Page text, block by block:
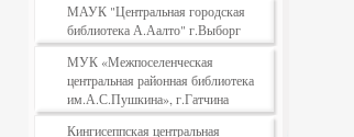
МАУК "Центральная городская
библиотека А.Аалто" г.Выборг
МУК «Межпоселенческая
центральная районная библиотека
им.А.С.Пушкина», г.Гатчина
Кингисеппская центральная